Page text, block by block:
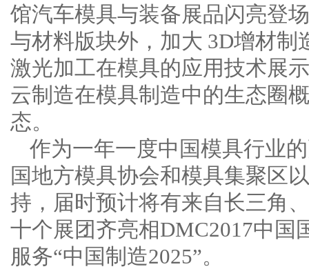
馆汽车模具与装备展品闪亮登
与材料版块外，加大 3D增材
激光加工在模具的应用技术展
云制造在模具制造中的生态圈
态。
作为一年一度中国模具行业
国地方模具协会和模具集聚区
持，届时预计将有来自长三角
十个展团齐亮相DMC2017中国
服务“中国制造2025”。